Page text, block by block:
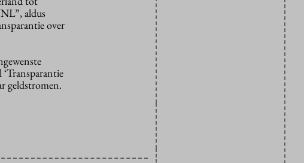
aldus
over
geldstromen.